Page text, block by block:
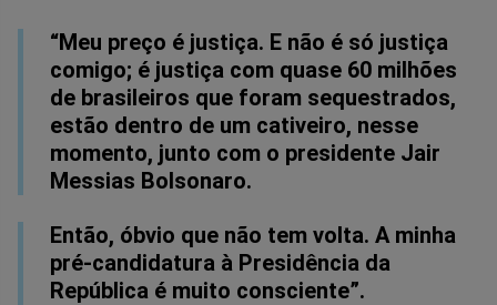
“Meu preço é justiça. E não é só justiça
comigo; é justiça com quase 60 milhões
de brasileiros que foram sequestrados,
estão dentro de um cativeiro, nesse
momento, junto com o presidente Jair
Messias Bolsonaro.
Então, óbvio que não tem volta. A minha
pré-candidatura à Presidência da
República é muito consciente”.